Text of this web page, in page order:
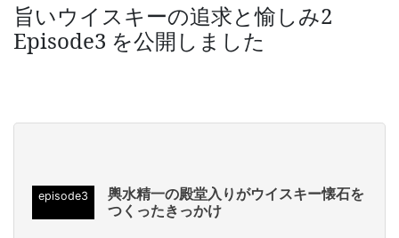
旨いウイスキーの追求と愉しみ2
Episode3 を公開しました
episode3
輿水精一の殿堂入りがウイスキー懐石を
つくったきっかけ